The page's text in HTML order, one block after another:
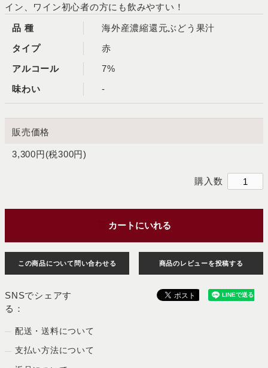
イン、ワイン初心者の方にも飲みやすい！
品 種
海外産濃縮還元ぶどう果汁
タイプ
赤
アルコール
7%
味わい
-
販売価格
3,300円(税300円)
購入数
カートにいれる
この商品について問い合わせる 商品のレビューを投稿する
SNSでシェアす
る：
配送・送料について
支払い方法について